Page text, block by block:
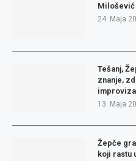
Milošević
24. Maja
Tešanj,
znanje,
13. Maja
Žepče
koji rastu